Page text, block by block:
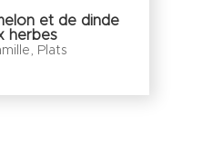
et de dinde
herbes
Plats